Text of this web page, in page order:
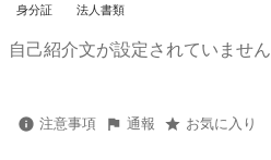
身分証 法人書類
自己紹介文が設定されていません
注意事項 通報 お気に入り